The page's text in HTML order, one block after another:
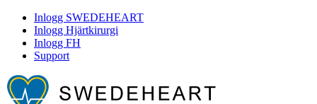
Inlogg SWEDEHEART
Inlogg Hjärtkirurgi
Inlogg FH
Support